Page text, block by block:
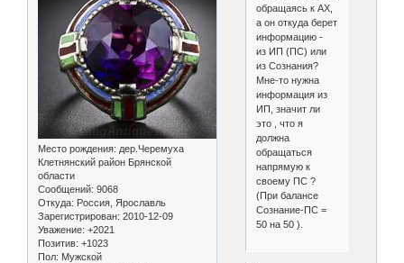
Место рождения: дер.Черемуха
Клетнянский район Брянской
области
Сообщений: 9068
Откуда: Россия, Ярославль
Зарегистрирован: 2010-12-09
Уважение: +2021
Позитив: +1023
Пол: Мужской
обращаясь к АХ,
а он откуда берет
информацию -
из ИП (ПС) или
из Сознания?
Мне-то нужна
информация из
ИП, значит ли
это , что я
должна
обращаться
напрямую к
своему ПС ?
(При балансе
Сознание-ПС =
50 на 50 ).